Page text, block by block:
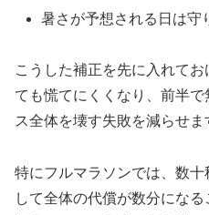
暑さが予想される日は守
こうした補正を先に入れて
ても慌てにくくなり、前半
ス全体を壊す失敗を減らせま
特にフルマラソンでは、数
して全体の代償が数分にな